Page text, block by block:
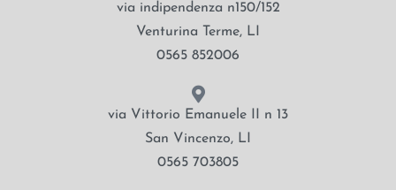
via indipendenza n150/152
Venturina Terme, LI
0565 852006
via Vittorio Emanuele II n 13
San Vincenzo, LI
0565 703805